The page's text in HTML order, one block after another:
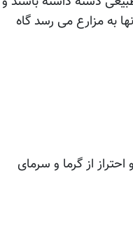
به مزارع می رسد گاه
از گرما و سرمای